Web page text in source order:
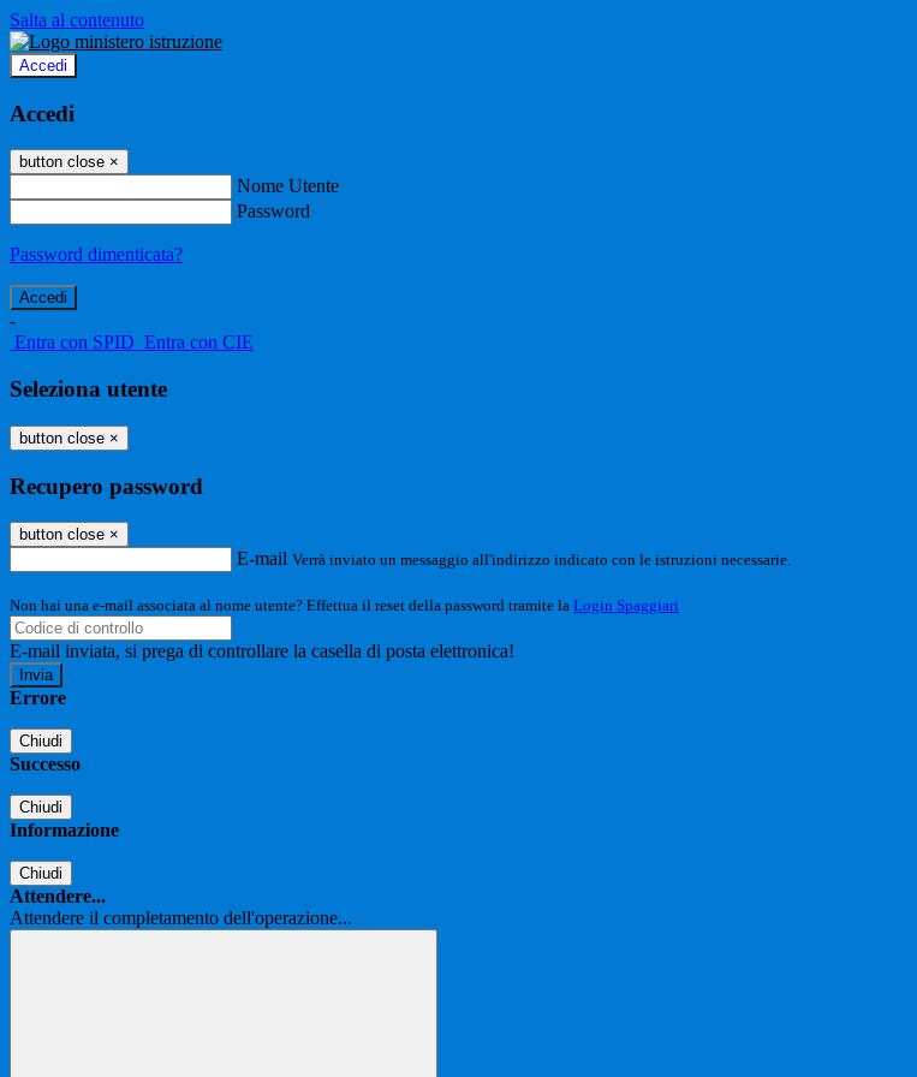
Salta al contenuto
Accedi
Accedi
button close ×
Nome Utente
Password
Password dimenticata?
-
Entra con SPID Entra con CIE
Seleziona utente
button close ×
Recupero password
button close ×
E-mail Verrà inviato un messaggio all'indirizzo indicato con le istruzioni necessarie.
Non hai una e-mail associata al nome utente? Effettua il reset della password tramite la Login Spaggiari
E-mail inviata, si prega di controllare la casella di posta elettronica!
Errore
Chiudi
Successo
Chiudi
Informazione
Chiudi
Attendere...
Attendere il completamento dell'operazione...